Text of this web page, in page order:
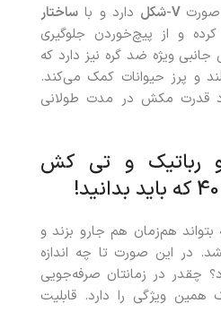
شکل دارد و با ساختار
و از پیچ‌خوردن جلوگیری
ویژه ضد گره نیز دارد که
و پرز حیوانات کمک می‌کند.
قدرت مکش در مدت طولانی
رباتیک و تی کش
هم‌زمان هم جارو بزند و
در این صورت تا چه اندازه
چقدر در زمانتان صرفه‌جویی
ویژگی را دارد. قابلیت